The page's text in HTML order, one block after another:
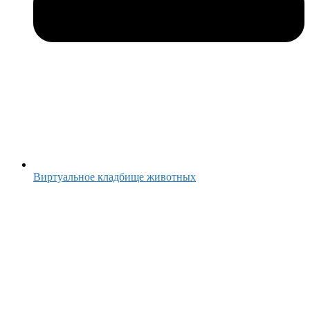
Виртуальное кладбище животных